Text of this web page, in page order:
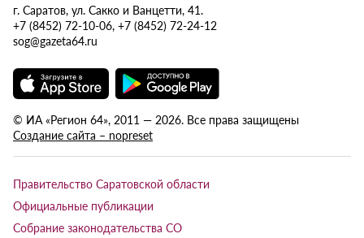
г. Саратов, ул. Сакко и Ванцетти, 41.
+7 (8452) 72-10-06, +7 (8452) 72-24-12
sog@gazeta64.ru
© ИА «Регион 64», 2011 — 2026. Все права защищены
Создание сайта – nopreset
Правительство Саратовской области
Официальные публикации
Собрание законодательства СО